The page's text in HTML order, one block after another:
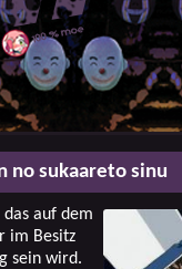
no sukaareto sinu
das auf dem
im Besitz
sein wird.